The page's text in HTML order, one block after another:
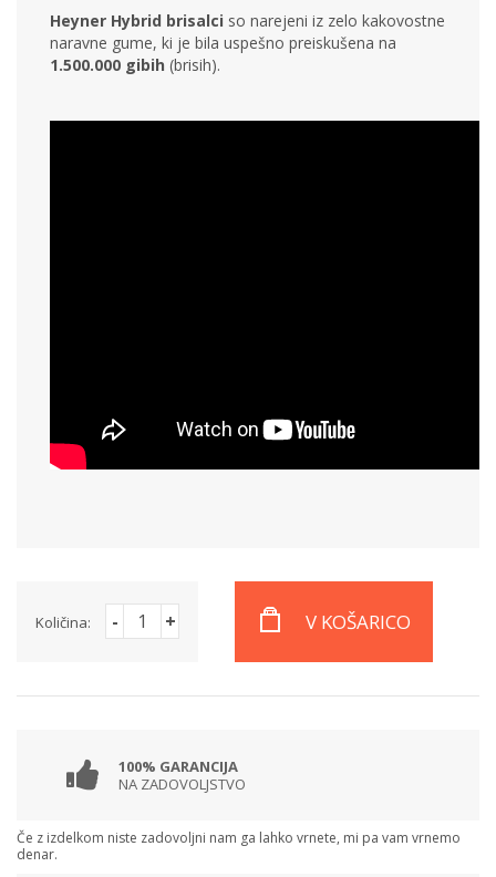
Heyner Hybrid brisalci so narejeni iz zelo kakovostne
naravne gume, ki je bila uspešno preiskušena na
1.500.000 gibih (brisih).
Količina: - + V KOŠARICO
100% GARANCIJA
NA ZADOVOLJSTVO
Če z izdelkom niste zadovoljni nam ga lahko vrnete, mi pa vam vrnemo
denar.